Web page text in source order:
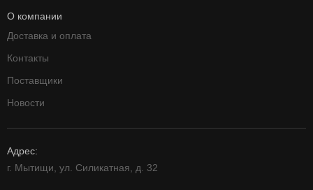
О компании
Доставка и оплата
Контакты
Поставщики
Новости
Адрес:
г. Мытищи, ул. Силикатная, д. 32